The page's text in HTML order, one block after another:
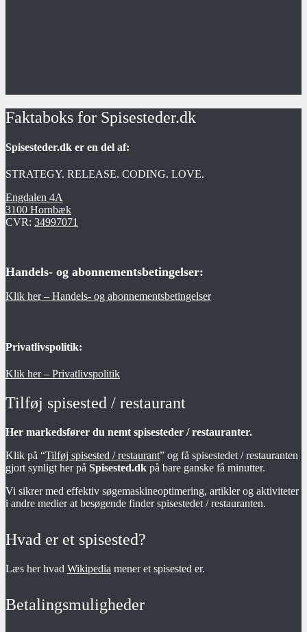
Faktaboks for Spisesteder.dk
Spisesteder.dk er en del af:
STRATEGY. RELEASE. CODING. LOVE.
Engdalen 4A
3100 Hornbæk
CVR: 34997071
Handels- og abonnementsbetingelser:
Klik her – Handels- og abonnementsbetingelser
Privatlivspolitik:
Klik her – Privatlivspolitik
Tilføj spisested / restaurant
Her markedsfører du nemt spisesteder / restauranter.
Klik på “Tilføj spisested / restaurant” og få spisestedet / restauranten
gjort synligt her på Spisested.dk på bare ganske få minutter.
Vi sikrer med effektiv søgemaskineoptimering, artikler og aktiviteter
i andre medier at besøgende finder spisestedet / restauranten.
Hvad er et spisested?
Læs her hvad Wikipedia mener et spisested er.
Betalingsmuligheder